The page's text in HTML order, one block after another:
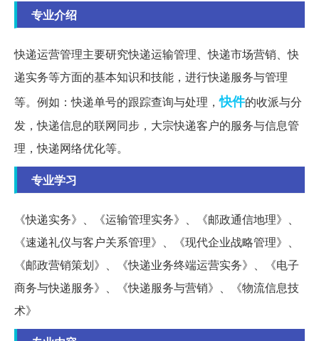
专业介绍
快递运营管理主要研究快递运输管理、快递市场营销、快
递实务等方面的基本知识和技能，进行快递服务与管理
等。例如：快递单号的跟踪查询与处理，快件的收派与分
发，快递信息的联网同步，大宗快递客户的服务与信息管
理，快递网络优化等。
专业学习
《快递实务》、《运输管理实务》、《邮政通信地理》、
《速递礼仪与客户关系管理》、《现代企业战略管理》、
《邮政营销策划》、《快递业务终端运营实务》、《电子
商务与快递服务》、《快递服务与营销》、《物流信息技
术》